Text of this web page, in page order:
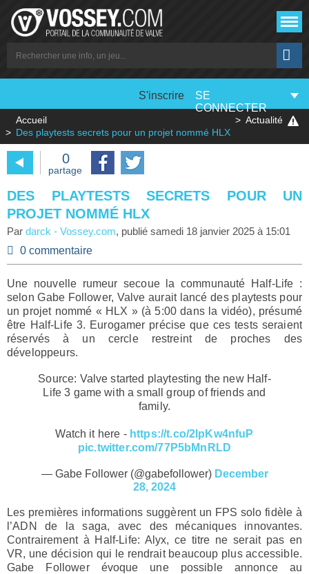
S'inscrire
SE
CONNECTER
Accueil
Actualité
Des playtests secrets pour un projet nommé HLX
0
partage
DES PLAYTESTS SECRETS POUR UN
PROJET NOMMÉ HLX
Par darck - Vossey.com, publié samedi 18 janvier 2025 à 15:01
0 commentaire
Une nouvelle rumeur secoue la communauté Half-Life :
selon Gabe Follower, Valve aurait lancé des playtests pour
un projet nommé « HLX » (à 5:00 dans la vidéo), présumé
être Half-Life 3. Eurogamer précise que ces tests seraient
réservés à un cercle restreint de proches des
développeurs.
Source: Valve started playtesting the new Half-
Life 3 game with a small group of friends and
family.
Watch it here - https://t.co/2lpKw4nfuP
pic.twitter.com/77P5bMnRLD
— ‎Gabe Follower (@gabefollower) December
28, 2024
Les premières informations suggèrent un FPS solo fidèle à
l’ADN de la saga, avec des mécaniques innovantes.
Contrairement à Half-Life: Alyx, ce titre ne serait pas en
VR, une décision qui le rendrait beaucoup plus accessible.
Gabe Follower évoque une possible annonce au